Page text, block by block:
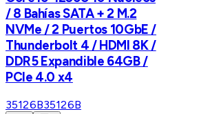
/ 8 Bahías SATA + 2 M.2
NVMe / 2 Puertos 10GbE /
Thunderbolt 4 / HDMI 8K /
DDR5 Expandible 64GB /
PCIe 4.0 x4
35126B35126B